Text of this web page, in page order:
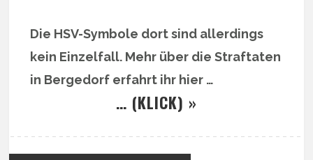
Die HSV-Symbole dort sind allerdings
kein Einzelfall. Mehr über die Straftaten
in Bergedorf erfahrt ihr hier …
… (KLICK) »